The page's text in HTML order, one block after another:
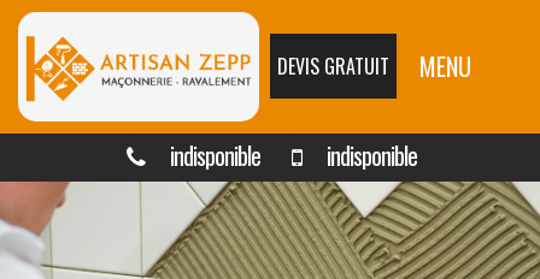
DEVIS GRATUIT MENU
indisponible indisponible